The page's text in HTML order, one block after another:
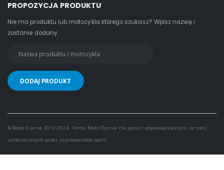
PROPOZYCJA PRODUKTU
Nie ma produktu lub motocykla którego szukasz? Wpisz nazwę i
zostanie dodany.
© Moto Opinie 2012-2024. Portal Moto Opinie nie ponosi odpowiedzialności za treść
umieszczanych przez użytkowników opini.